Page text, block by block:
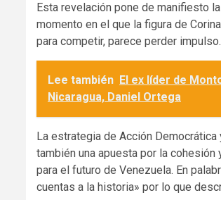
Esta revelación pone de manifiesto
momento en el que la figura de
para competir, parece perder impulso.
Lee también El ex líder de
Nicaragua, Daniel Ortega
La estrategia de Acción
también una apuesta por la
para el futuro de Venezuela. En
cuentas a la historia» por lo que